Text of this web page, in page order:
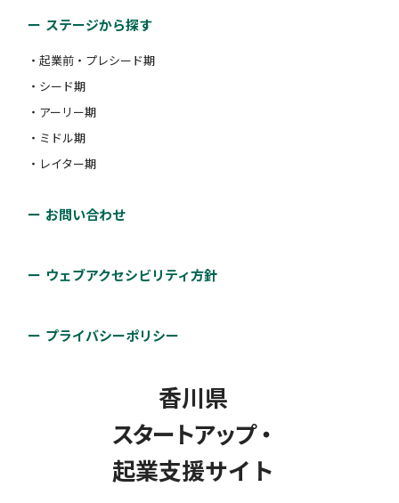
ステージから探す
・起業前・プレシード期
・シード期
・アーリー期
・ミドル期
・レイター期
お問い合わせ
ウェブアクセシビリティ方針
プライバシーポリシー
香川県
スタートアップ・
起業支援サイト